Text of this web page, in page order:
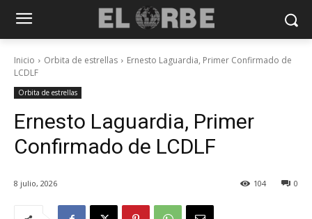
Inicio Orbita de estrellas
Ernesto Laguardia, Primer Confirmado de
LCDLF
Orbita de estrellas
Ernesto Laguardia, Primer
Confirmado de LCDLF
8 julio, 2026 0
104